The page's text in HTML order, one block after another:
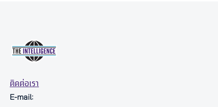
ติดต่อเรา
E-mail: